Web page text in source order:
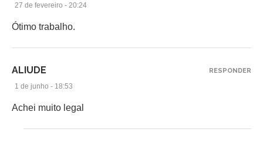
27 de fevereiro - 20:24
Ótimo trabalho.
ALIUDE
1 de junho - 18:53
Achei muito legal
RESPONDER